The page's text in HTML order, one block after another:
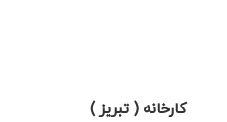
کارخانه ( تبریز )